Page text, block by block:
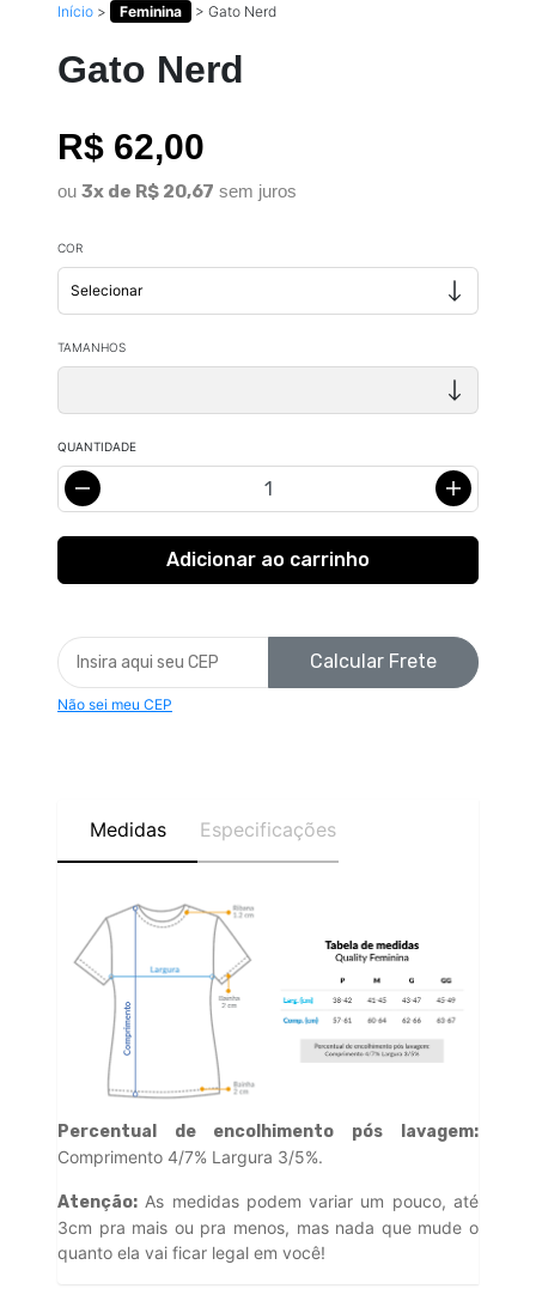
Início > Feminina > Gato Nerd
Gato Nerd
R$ 62,00
ou 3x de R$ 20,67 sem juros
COR
TAMANHOS
QUANTIDADE
Calcular Frete
Não sei meu CEP
Medidas Especificações
Percentual de encolhimento pós lavagem:
Comprimento 4/7% Largura 3/5%.
Atenção: As medidas podem variar um pouco, até
3cm pra mais ou pra menos, mas nada que mude o
quanto ela vai ficar legal em você!